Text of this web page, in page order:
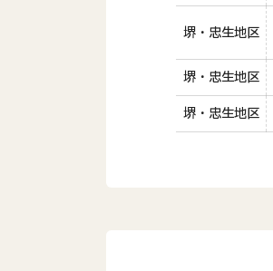
堺・忠生地区
堺・忠生地区
堺・忠生地区